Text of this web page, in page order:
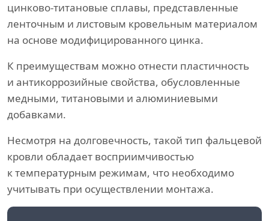
цинково-титановые сплавы, представленные
ленточным и листовым кровельным материалом
на основе модифицированного цинка.
К преимуществам можно отнести пластичность
и антикоррозийные свойства, обусловленные
медными, титановыми и алюминиевыми
добавками.
Несмотря на долговечность, такой тип фальцевой
кровли обладает восприимчивостью
к температурным режимам, что необходимо
учитывать при осуществлении монтажа.